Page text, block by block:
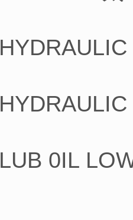
LUB 0IL